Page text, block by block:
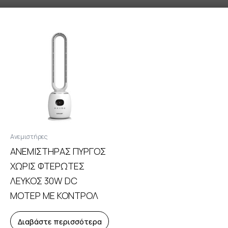
Ανεμιστήρες
ΑΝΕΜΙΣΤΗΡΑΣ ΠΥΡΓΟΣ
ΧΩΡΙΣ ΦΤΕΡΩΤΕΣ
ΛΕΥΚΟΣ 30W DC
ΜΟΤΕΡ ΜΕ ΚΟΝΤΡΟΛ
Διαβάστε περισσότερα